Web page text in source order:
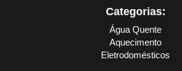
Categorias:
Água Quente
Aquecimento
Eletrodomésticos